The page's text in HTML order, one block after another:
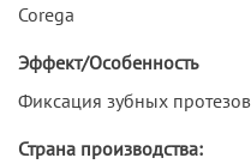
Corega
Эффект/Особенность
Фиксация зубных
Страна производства: